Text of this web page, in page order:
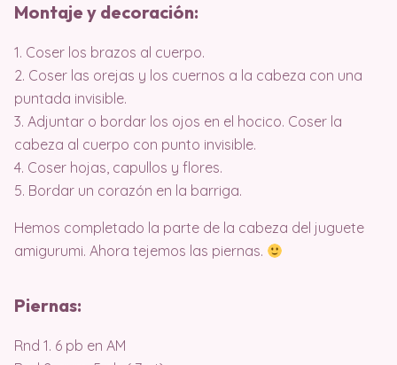
Montaje y decoración:
1. Coser los brazos al cuerpo.
2. Coser las orejas y los cuernos a la cabeza con una
puntada invisible.
3. Adjuntar o bordar los ojos en el hocico. Coser la
cabeza al cuerpo con punto invisible.
4. Coser hojas, capullos y flores.
5. Bordar un corazón en la barriga.
Hemos completado la parte de la cabeza del juguete
amigurumi. Ahora tejemos las piernas.
Piernas:
Rnd 1. 6 pb en AM